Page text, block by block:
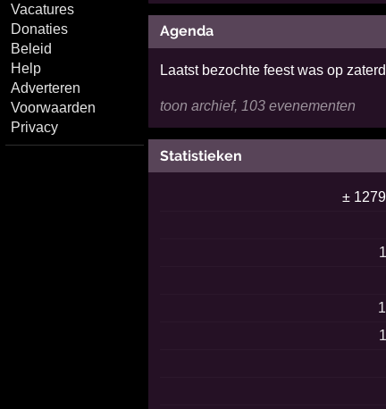
Vacatures
Donaties
Beleid
Help
Adverteren
Voorwaarden
Privacy
Agenda
Laatst bezochte feest was op
toon archief, 103 evenementen
Statistieken
±